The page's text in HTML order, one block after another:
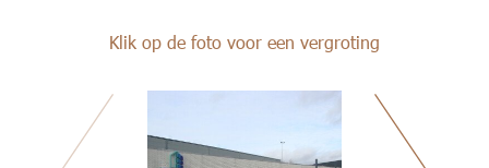
Klik op de foto voor een vergroting